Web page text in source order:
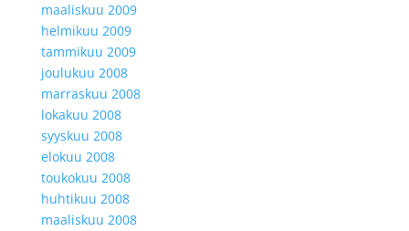
maaliskuu 2009
helmikuu 2009
tammikuu 2009
joulukuu 2008
marraskuu 2008
lokakuu 2008
syyskuu 2008
elokuu 2008
toukokuu 2008
huhtikuu 2008
maaliskuu 2008